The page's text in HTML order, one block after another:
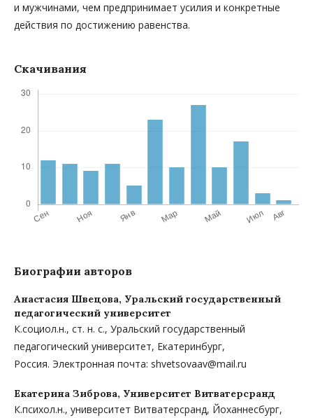
и мужчинами, чем предпринимает усилия и конкретные
действия по достижению равенства.
Скачивания
Биографии авторов
Анастасия Швецова, Уральский государственный
педагогический университет
К.социол.н., ст. н. с., Уральский государственный
педагогический университет, Екатеринбург,
Россия. Электронная почта: shvetsovaav@mail.ru
Екатерина Зиброва, Университет Витватерсранд
К.психол.н., университет Витватерсранд, Йоханнесбург,